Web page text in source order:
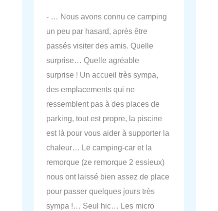
- … Nous avons connu ce camping
un peu par hasard, après être
passés visiter des amis. Quelle
surprise… Quelle agréable
surprise ! Un accueil très sympa,
des emplacements qui ne
ressemblent pas à des places de
parking, tout est propre, la piscine
est là pour vous aider à supporter la
chaleur… Le camping-car et la
remorque (ze remorque 2 essieux)
nous ont laissé bien assez de place
pour passer quelques jours très
sympa !… Seul hic… Les micro